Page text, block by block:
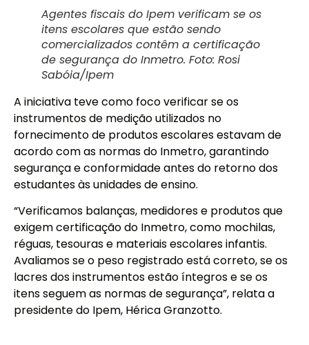
Agentes fiscais do Ipem verificam se os
itens escolares que estão sendo
comercializados contêm a certificação
de segurança do Inmetro. Foto: Rosi
Sabóia/Ipem
A iniciativa teve como foco verificar se os
instrumentos de medição utilizados no
fornecimento de produtos escolares estavam de
acordo com as normas do Inmetro, garantindo
segurança e conformidade antes do retorno dos
estudantes às unidades de ensino.
“Verificamos balanças, medidores e produtos que
exigem certificação do Inmetro, como mochilas,
réguas, tesouras e materiais escolares infantis.
Avaliamos se o peso registrado está correto, se os
lacres dos instrumentos estão íntegros e se os
itens seguem as normas de segurança”, relata a
presidente do Ipem, Hérica Granzotto.